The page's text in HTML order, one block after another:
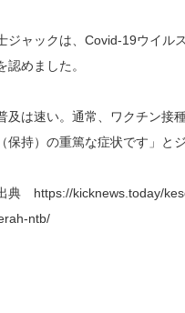
ジャックは、Covid-19ウイル
認めました。
普及は速い。通常、ワクチン
保持）の重篤な症状です」と
典 https://kicknews.today/
ntb/